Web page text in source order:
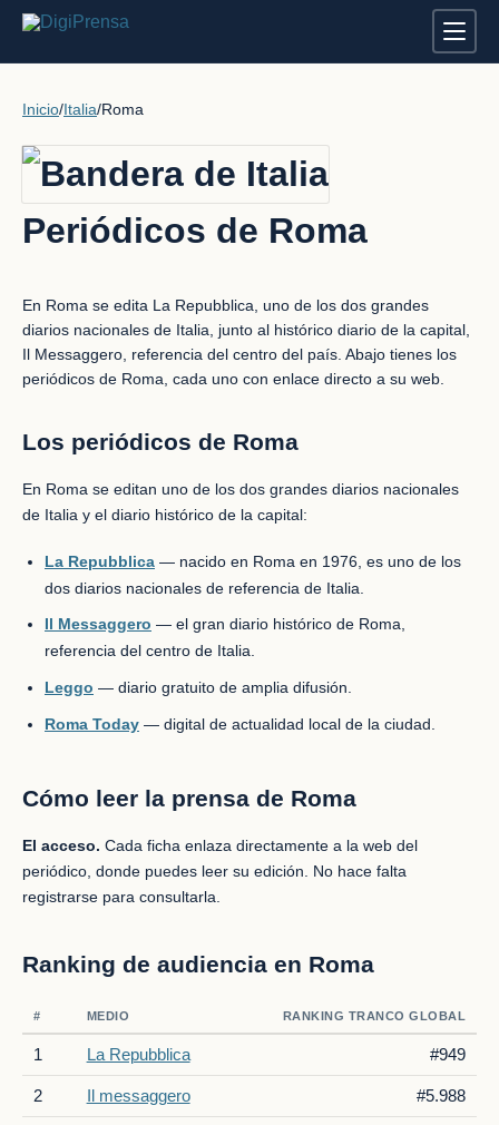
Inicio/Italia/Roma
Periódicos de Roma
En Roma se edita La Repubblica, uno de los dos grandes
diarios nacionales de Italia, junto al histórico diario de la capital,
Il Messaggero, referencia del centro del país. Abajo tienes los
periódicos de Roma, cada uno con enlace directo a su web.
Los periódicos de Roma
En Roma se editan uno de los dos grandes diarios nacionales
de Italia y el diario histórico de la capital:
La Repubblica — nacido en Roma en 1976, es uno de los
dos diarios nacionales de referencia de Italia.
Il Messaggero — el gran diario histórico de Roma,
referencia del centro de Italia.
Leggo — diario gratuito de amplia difusión.
Roma Today — digital de actualidad local de la ciudad.
Cómo leer la prensa de Roma
El acceso. Cada ficha enlaza directamente a la web del
periódico, donde puedes leer su edición. No hace falta
registrarse para consultarla.
Ranking de audiencia en Roma
# MEDIO RANKING TRANCO GLOBAL
1 La Repubblica #949
2 Il messaggero #5.988